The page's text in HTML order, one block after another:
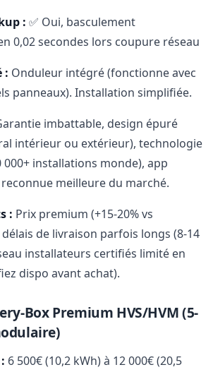
: ✅ Oui, basculement
0,02 secondes lors coupure réseau
: Onduleur intégré (fonctionne avec
panneaux). Installation simplifiée.
imbattable, design épuré
intérieur ou extérieur), technologie
000+ installations monde), app
meilleure du marché.
: Prix premium (+15-20% vs
de livraison parfois longs (8-14
installateurs certifiés limité en
dispo avant achat).
Box Premium HVS/HVM (5-
6 500€ (10,2 kWh) à 12 000€ (20,5